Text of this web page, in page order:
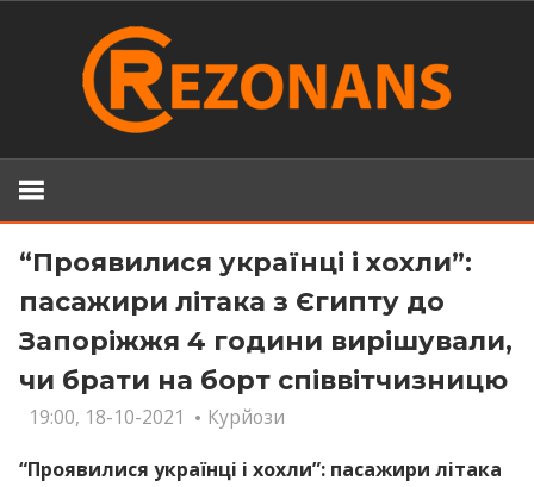
“Проявилися українці і хохли”:
пасажири літака з Єгипту до
Запоріжжя 4 години вирішували,
чи брати на борт співвітчизницю
19:00, 18-10-2021
Курйози
“Проявилися українці і хохли”: пасажири літака